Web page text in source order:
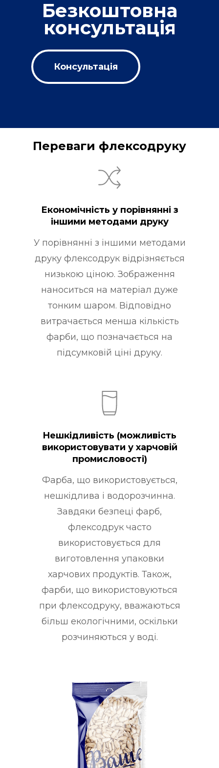
Безкоштовна
консультація
Консультація
Переваги флексодруку
Економічність у порівнянні з
іншими методами друку
У порівнянні з іншими методами
друку флексодрук відрізняється
низькою ціною. Зображення
наноситься на матеріал дуже
тонким шаром. Відповідно
витрачається менша кількість
фарби, що позначається на
підсумковій ціні друку.
Нешкідливість (можливість
використовувати у харчовій
промисловості)
Фарба, що використовується,
нешкідлива і водорозчинна.
Завдяки безпеці фарб,
флексодрук часто
використовується для
виготовлення упаковки
харчових продуктів. Також,
фарби, що використовуються
при флексодруку, вважаються
більш екологічними, оскільки
розчиняються у воді.